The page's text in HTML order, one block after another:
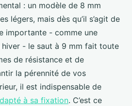
: un modèle de 8 mm
légers, mais dès qu’il s’agit de
importante - comme une
hiver - le saut à 9 mm fait toute
de résistance et de
la pérennité de vos
il est indispensable de
à sa fixation. C’est ce